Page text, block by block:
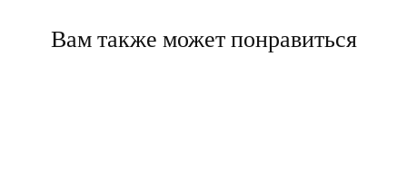
Вам также может понравиться